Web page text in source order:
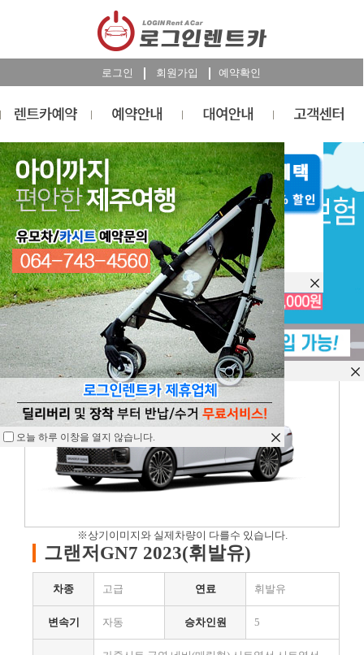
로그인 회원가입 예약확인
렌트카예약
RESERVATION
렌트카 예약하기
※상기이미지와 실제차량이 다를수 있습니다.
그랜저GN7 2023(휘발유)
차종 고급 연료 휘발유
변속기 자동 승차인원 5
오늘 하루 이창을 열지 않습니다.
오늘 하루 이창을 열지 않습니다.
오늘 하루 이창을 열지 않습니다.
오늘 하루 이창을 열지 않습니다.